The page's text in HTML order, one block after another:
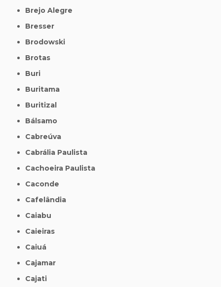
Brejo Alegre
Bresser
Brodowski
Brotas
Buri
Buritama
Buritizal
Bálsamo
Cabreúva
Cabrália Paulista
Cachoeira Paulista
Caconde
Cafelândia
Caiabu
Caieiras
Caiuá
Cajamar
Cajati